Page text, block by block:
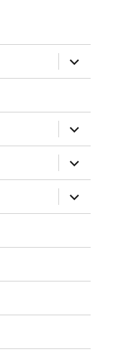
サ
ブ
メ
ー
を
展
開
サ
ブ
メ
ニ
ュ
ー
を
展
開
サ
ブ
メ
ニ
ュ
ー
開
サ
ブ
メ
ー
開